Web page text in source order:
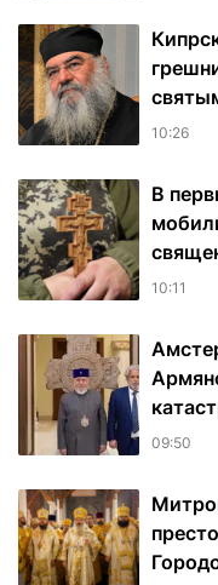
10:26
В
10:11
09:50